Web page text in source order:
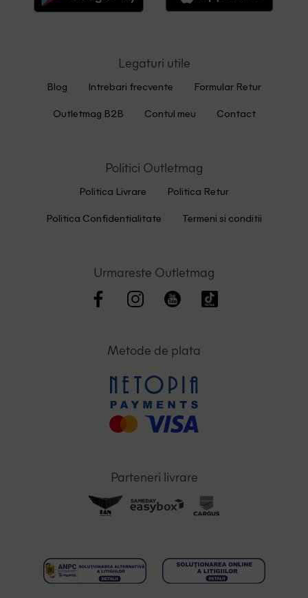
Legaturi utile
Blog Intrebari frecvente Formular Retur
Outletmag B2B Contul meu Contact
Politici Outletmag
Politica Livrare Politica Retur
Politica Confidentialitate Termeni si conditii
Urmareste Outletmag
Metode de plata
Parteneri livrare